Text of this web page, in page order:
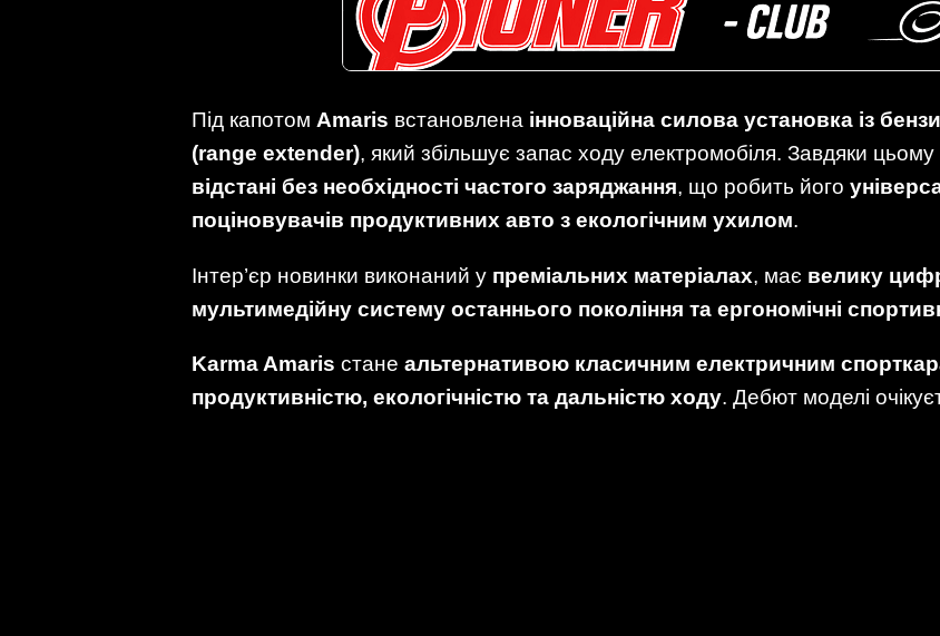
Під капотом Amaris встановлена інноваційна силова установка із
(range extender), який збільшує запас ходу електромобіля. Завдяки
відстані без необхідності частого заряджання, що робить його
поціновувачів продуктивних авто з екологічним ухилом.
Інтер’єр новинки виконаний у преміальних матеріалах, має велику
мультимедійну систему останнього покоління та ергономічні
Karma Amaris стане альтернативою класичним електричним
продуктивністю, екологічністю та дальністю ходу. Дебют моделі